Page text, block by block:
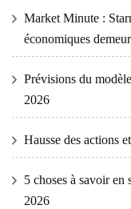
Market Minute :
économiques
Prévisions du
2026
Hausse des actions
5 choses à savoir en
2026